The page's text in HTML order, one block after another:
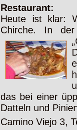
Restaurant:
Heute ist klar:
Chirche. In
das bei einer
Datteln und
Camino Viejo 3,